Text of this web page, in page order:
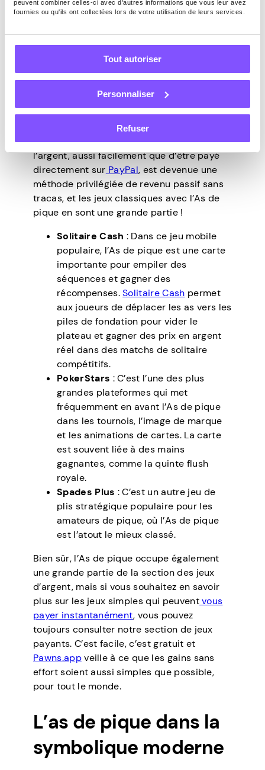
peuvent combiner celles-ci avec d'autres informations que vous leur avez
fournies ou qu'ils ont collectées lors de votre utilisation de leurs services.
Tout autoriser
Personnaliser
Refuser
Maintenant, quand il s’agit de jeux
c’est là que l’As de pique commence à
briller. Aujourd’hui, les jeux liés à pique sont
devenus extrêmement populaires, en
particulier dans lesapplications de jeux
La possibilité de gagner facilement de
l’argent, aussi facilement que d’être payé
directement sur PayPal, est devenue une
méthode privilégiée de revenu passif sans
tracas, et les jeux classiques avec l’As de
pique en sont une grande partie !
Solitaire Cash : Dans ce jeu mobile
populaire, l’As de pique est une carte
importante pour empiler des
séquences et gagner des
récompenses.Solitaire Cash permet
aux joueurs de déplacer les as vers les
piles de fondation pour vider le
plateau et gagner des prix en argent
réel dans des matchs de solitaire
compétitifs.
PokerStars : C’est l’une des plus
grandes plateformes qui met
fréquemment en avant l’As de pique
dans les tournois, l’image de marque
et les animations de cartes. La carte
est souvent liée à des mains
gagnantes, comme la quinte flush
royale.
Spades Plus : C’est un autre jeu de
plis stratégique populaire pour les
amateurs de pique, où l’As de pique
est l’atout le mieux classé.
Bien sûr, l’As de pique occupe également
une grande partie de la section des jeux
d’argent, mais si vous souhaitez en savoir
plus sur les jeux simples qui peuventvous
payer instantanément, vous pouvez
toujours consulter notre section de jeux
payants. C’est facile, c’est gratuit et
Pawns.appveille à ce que les gains sans
effort soient aussi simples que possible,
pour tout le monde.
L’as de pique dans la
symbolique moderne